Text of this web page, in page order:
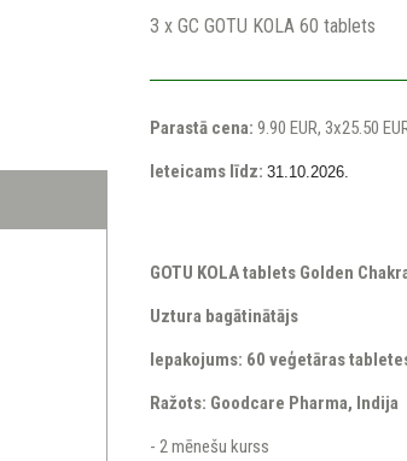
3 x GC GOTU KOLA 60 tablets
Parastā cena:9.90 EUR, 3x25.50
Ieteicams līdz:31.10.2026.
GOTU KOLA tablets Golden
Uztura bagātinātājs
Iepakojums: 60 veģetāras
Ražots: Goodcare Pharma, Indija
- 2 mēnešu kurss